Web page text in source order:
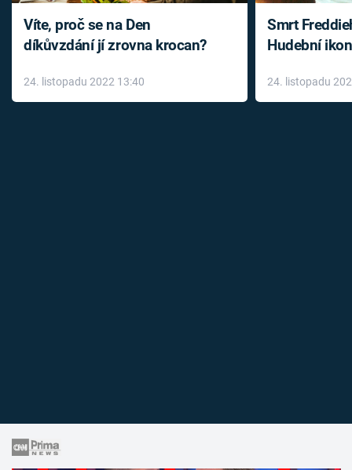
Víte, proč se na Den
díkůvzdání jí zrovna krocan?
24. listopadu 2022 13:40
Smrt
Hudební
léky
24. listopadu